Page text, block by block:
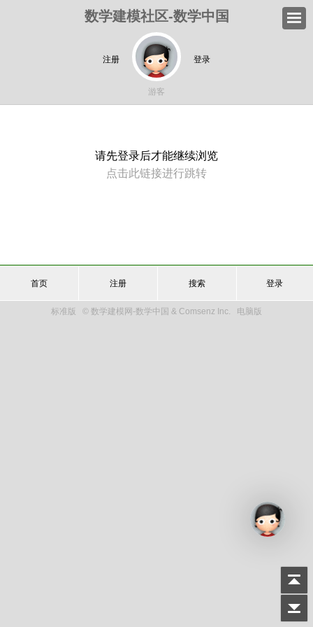
数学建模社区-数学中国
注册 登录
游客
请先登录后才能继续浏览
点击此链接进行跳转
首页 注册 搜索 登录
标准版 © 数学建模网-数学中国 & Comsenz Inc. 电脑版